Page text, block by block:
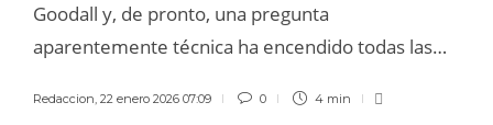
Goodall y, de pronto, una pregunta
aparentemente técnica ha encendido todas las…
Redaccion, 22 enero 2026 07:09 0 4 min